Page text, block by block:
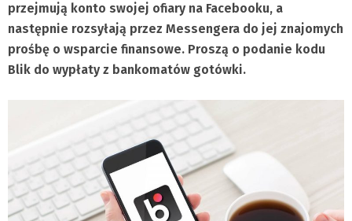
przejmują konto swojej ofiary na Facebooku, a
następnie rozsyłają przez Messengera do jej znajomych
prośbę o wsparcie finansowe. Proszą o podanie kodu
Blik do wypłaty z bankomatów gotówki.